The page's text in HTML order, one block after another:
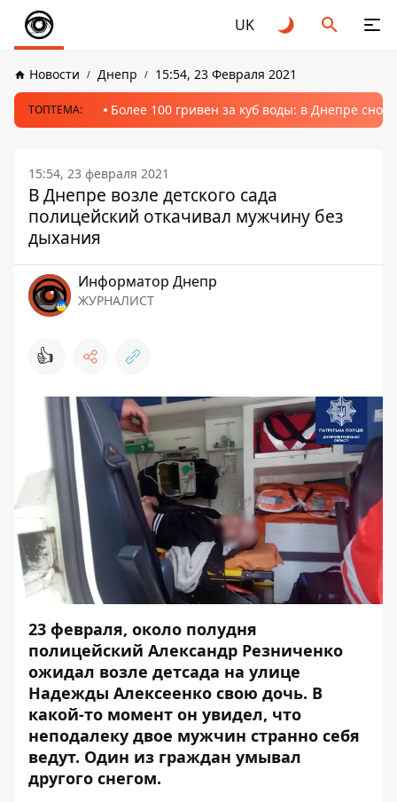
UK
Новости Днепр 15:54, 23 Февраля 2021
ТОПТЕМА: Более 100 гривен за куб воды: в Днепре
15:54, 23 февраля 2021
В Днепре возле детского сада
полицейский откачивал мужчину без
дыхания
Информатор Днепр
ЖУРНАЛИСТ
👍
23 февраля, около полудня
полицейский Александр Резниченко
ожидал возле детсада на улице
Надежды Алексеенко свою дочь. В
какой-то момент он увидел, что
неподалеку двое мужчин странно себя
ведут. Один из граждан умывал
другого снегом.